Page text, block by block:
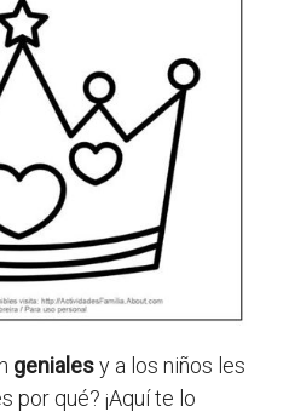
genialesy a los niños les
por qué? ¡Aquí te lo